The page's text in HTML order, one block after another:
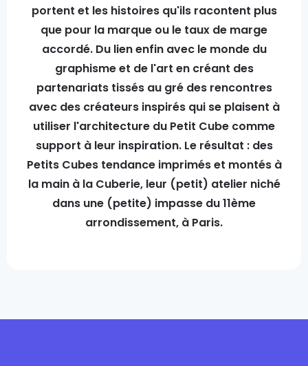
portent et les histoires qu'ils racontent plus
que pour la marque ou le taux de marge
accordé. Du lien enfin avec le monde du
graphisme et de l'art en créant des
partenariats tissés au gré des rencontres
avec des créateurs inspirés qui se plaisent à
utiliser l'architecture du Petit Cube comme
support à leur inspiration. Le résultat : des
Petits Cubes tendance imprimés et montés à
la main à la Cuberie, leur (petit) atelier niché
dans une (petite) impasse du 11ème
arrondissement, à Paris.